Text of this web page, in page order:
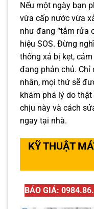
Nếu một ngày bạn
vừa cấp nước vừa
như đang “tắm rửa
hiệu SOS. Đừng
thống xả bị kẹt,
đang phản chủ. Chỉ
nhân, mọi thứ sẽ
khám phá lý do
chịu này và cách
ngay tại nhà.
KỸ THUẬT
BÁO GIÁ: